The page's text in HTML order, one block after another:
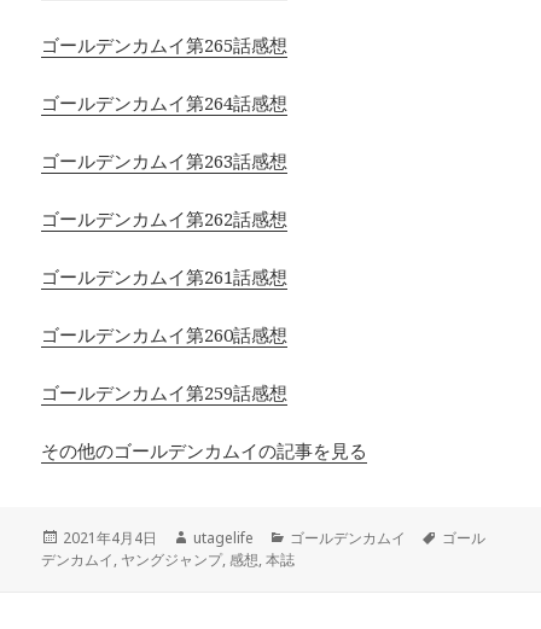
ゴールデンカムイ第265話感想
ゴールデンカムイ第264話感想
ゴールデンカムイ第263話感想
ゴールデンカムイ第262話感想
ゴールデンカムイ第261話感想
ゴールデンカムイ第260話感想
ゴールデンカムイ第259話感想
その他のゴールデンカムイの記事を見る
投
稿
2021年4月4日
作
成
utagelife
カ
テ
ゴールデンカムイ
タ
ゴール
デンカムイ, ヤングジャンプ,感想,本誌